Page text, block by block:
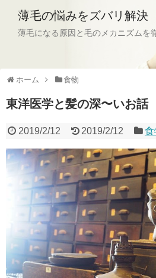
薄毛の悩みをズバリ解決
薄毛になる原因と毛のメカニズムを
ホーム 食物
東洋医学と髪の深〜いお話
2019/2/12 2019/2/12 食